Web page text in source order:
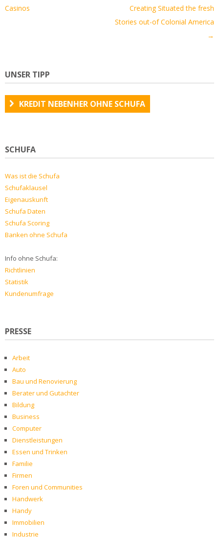
Navigation
Casinos
Creating Situated the fresh
Stories out-of Colonial America
→
UNSER TIPP
KREDIT NEBENHER OHNE SCHUFA
SCHUFA
Was ist die Schufa
Schufaklausel
Eigenauskunft
Schufa Daten
Schufa Scoring
Banken ohne Schufa
Info ohne Schufa:
Richtlinien
Statistik
Kundenumfrage
PRESSE
Arbeit
Auto
Bau und Renovierung
Berater und Gutachter
Bildung
Business
Computer
Dienstleistungen
Essen und Trinken
Familie
Firmen
Foren und Communities
Handwerk
Handy
Immobilien
Industrie